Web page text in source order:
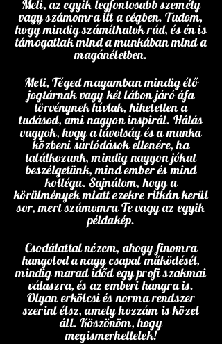
Meli, az egyik legfontosabb személy
vagy számomra itt a cégben. Tudom,
hogy mindig számíthatok rád, és én is
támogatlak mind a munkában mind a
magánéletben.
Meli, Téged magamban mindig élő
jogtárnak vagy két lábon járó áfa
törvénynek hívlak, hihetetlen a
tudásod, ami nagyon inspirál. Hálás
vagyok, hogy a távolság és a munka
közbeni súrlódások ellenére, ha
találkozunk, mindig nagyon jókat
beszélgetünk, mind ember és mind
kolléga. Sajnálom, hogy a
körülmények miatt ezekre ritkán kerül
sor, mert számomra Te vagy az egyik
példakép.
Csodálattal nézem, ahogy finomra
hangolod a nagy csapat működését,
mindig marad időd egy profi szakmai
válaszra, és az emberi hangra is.
Olyan erkölcsi és norma rendszer
szerint élsz, amely hozzám is közel
áll. Köszönöm, hogy
megismerhettelek!